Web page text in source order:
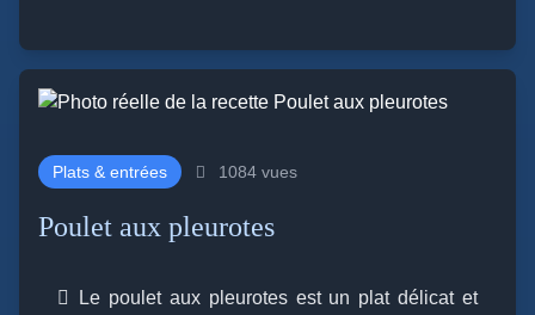
Plats & entrées 1084 vues
Poulet aux pleurotes
Le poulet aux pleurotes est un plat délicat et